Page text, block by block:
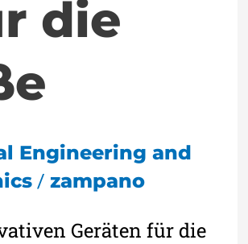
die
Engineering and
/ zampano
Geräten für die